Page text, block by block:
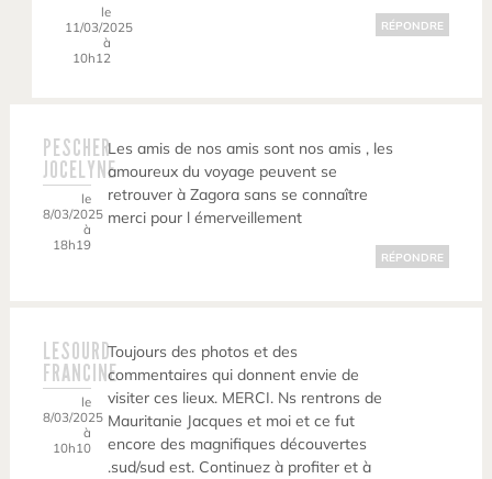
le
11/03/2025
à
10h12
RÉPONDRE
PESCHER
JOCELYNE
le
8/03/2025
à
18h19
Les amis de nos amis sont nos amis , les
amoureux du voyage peuvent se
retrouver à Zagora sans se connaître
merci pour l émerveillement
RÉPONDRE
LESOURD
FRANCINE
le
8/03/2025
à
10h10
Toujours des photos et des
commentaires qui donnent envie de
visiter ces lieux. MERCI. Ns rentrons de
Mauritanie Jacques et moi et ce fut
encore des magnifiques découvertes
.sud/sud est. Continuez à profiter et à